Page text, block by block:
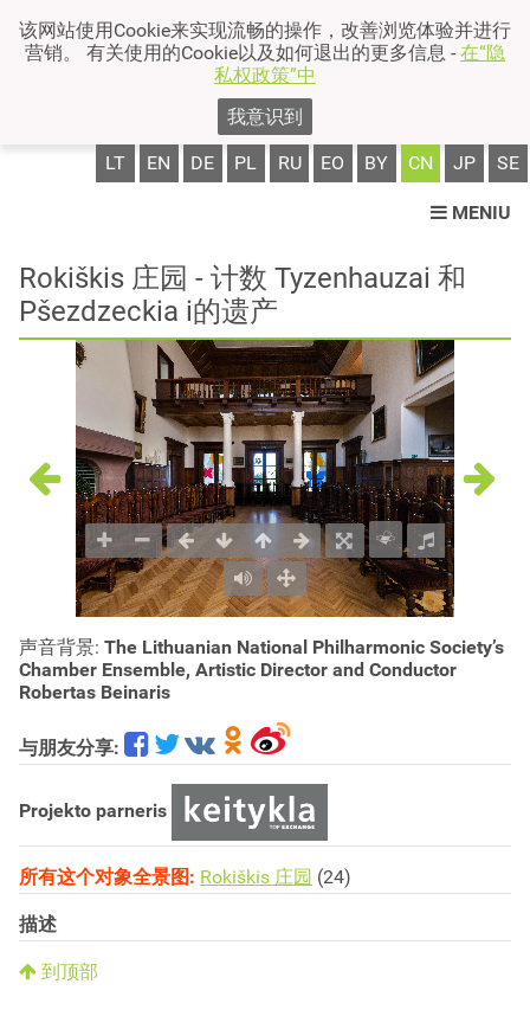
该网站使用Cookie来实现流畅的操作，改善浏览体验并进行
营销。 有关使用的Cookie以及如何退出的更多信息 - 在“隐
私权政策”中
我意识到
LT EN DE PL RU EO BY CN JP SE
MENIU
Rokiškis 庄园 - 计数 Tyzenhauzai 和
Pšezdzeckia i的遗产
声音背景: The Lithuanian National Philharmonic Society’s
Chamber Ensemble, Artistic Director and Conductor
Robertas Beinaris
与朋友分享:
Projekto parneris
所有这个对象全景图: Rokiškis 庄园 (24)
描述
到顶部